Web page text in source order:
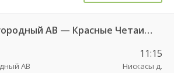
Чебоксары Пригородный АВ — Красные Четаи с. ДКП ч/з Нискасы д. 533
АВ
11:15
Нискасы д.